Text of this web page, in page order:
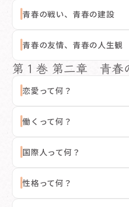
青春の戦い、青春の建設
青春の友情、青春の人生観
第１巻 第二章 青春
恋愛って何？
働くって何？
国際人って何？
性格って何？